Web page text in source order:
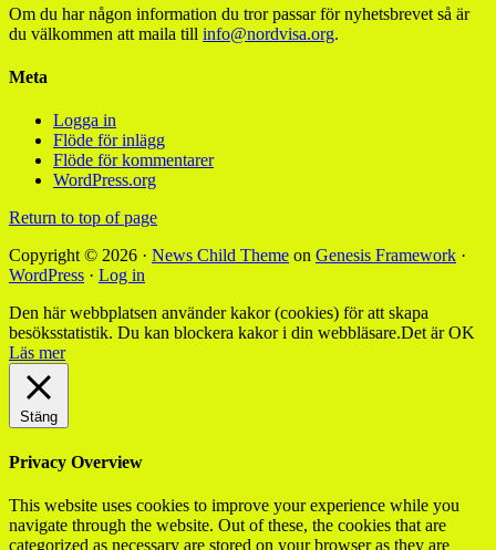
Om du har någon information du tror passar för nyhetsbrevet så är
du välkommen att maila till info@nordvisa.org.
Meta
Logga in
Flöde för inlägg
Flöde för kommentarer
WordPress.org
Return to top of page
Copyright © 2026 · News Child Theme on Genesis Framework ·
WordPress · Log in
Den här webbplatsen använder kakor (cookies) för att skapa
besöksstatistik. Du kan blockera kakor i din webbläsare.Det är OK
Läs mer
Stäng
Privacy Overview
This website uses cookies to improve your experience while you
navigate through the website. Out of these, the cookies that are
categorized as necessary are stored on your browser as they are